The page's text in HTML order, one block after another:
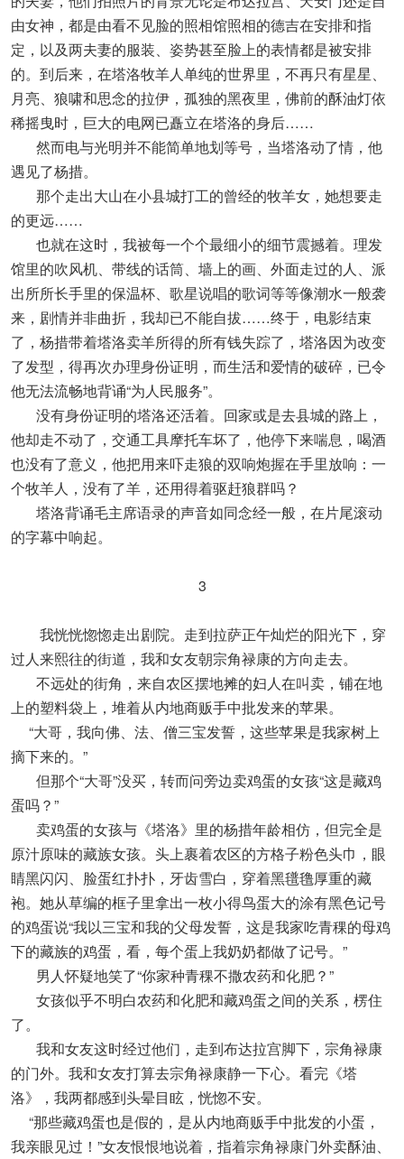
由女神，都是由看不见脸的照相馆照相的德吉在安排和指
定，以及两夫妻的服装、姿势甚至脸上的表情都是被安排
的。到后来，在塔洛牧羊人单纯的世界里，不再只有星星、
月亮、狼啸和思念的拉伊，孤独的黑夜里，佛前的酥油灯依
稀摇曳时，巨大的电网已矗立在塔洛的身后……
然而电与光明并不能简单地划等号，当塔洛动了情，他
遇见了杨措。
那个走出大山在小县城打工的曾经的牧羊女，她想要走
的更远……
也就在这时，我被每一个个最细小的细节震撼着。理发
馆里的吹风机、带线的话筒、墙上的画、外面走过的人、派
出所所长手里的保温杯、歌星说唱的歌词等等像潮水一般袭
来，剧情并非曲折，我却已不能自拔……终于，电影结束
了，杨措带着塔洛卖羊所得的所有钱失踪了，塔洛因为改变
了发型，得再次办理身份证明，而生活和爱情的破碎，已令
他无法流畅地背诵“为人民服务”。
没有身份证明的塔洛还活着。回家或是去县城的路上，
他却走不动了，交通工具摩托车坏了，他停下来喘息，喝酒
也没有了意义，他把用来吓走狼的双响炮握在手里放响：一
个牧羊人，没有了羊，还用得着驱赶狼群吗？
塔洛背诵毛主席语录的声音如同念经一般，在片尾滚动
的字幕中响起。
3
我恍恍惚惚走出剧院。走到拉萨正午灿烂的阳光下，穿
过人来熙往的街道，我和女友朝宗角禄康的方向走去。
不远处的街角，来自农区摆地摊的妇人在叫卖，铺在地
上的塑料袋上，堆着从内地商贩手中批发来的苹果。
“大哥，我向佛、法、僧三宝发誓，这些苹果是我家树上
摘下来的。”
但那个“大哥”没买，转而问旁边卖鸡蛋的女孩“这是藏鸡
蛋吗？”
卖鸡蛋的女孩与《塔洛》里的杨措年龄相仿，但完全是
原汁原味的藏族女孩。头上裹着农区的方格子粉色头巾，眼
睛黑闪闪、脸蛋红扑扑，牙齿雪白，穿着黑氆氇厚重的藏
袍。她从草编的框子里拿出一枚小得鸟蛋大的涂有黑色记号
的鸡蛋说“我以三宝和我的父母发誓，这是我家吃青稞的母鸡
下的藏族的鸡蛋，看，每个蛋上我奶奶都做了记号。”
男人怀疑地笑了“你家种青稞不撒农药和化肥？”
女孩似乎不明白农药和化肥和藏鸡蛋之间的关系，楞住
了。
我和女友这时经过他们，走到布达拉宫脚下，宗角禄康
的门外。我和女友打算去宗角禄康静一下心。看完《塔
洛》，我两都感到头晕目眩，恍惚不安。
“那些藏鸡蛋也是假的，是从内地商贩手中批发的小蛋，
我亲眼见过！”女友恨恨地说着，指着宗角禄康门外卖酥油、